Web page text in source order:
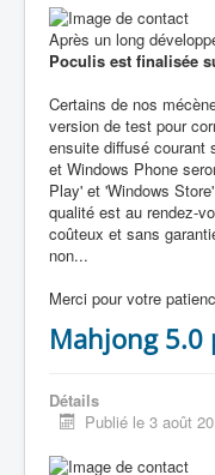
Après un long
Poculis est finalisée
Certains de nos
version de test pour
ensuite diffusé courant
et Windows Phone
Play' et 'Windows
qualité est au rendez-
coûteux et sans
non...
Merci pour votre
Mahjong
Détails
Publié le 3 août